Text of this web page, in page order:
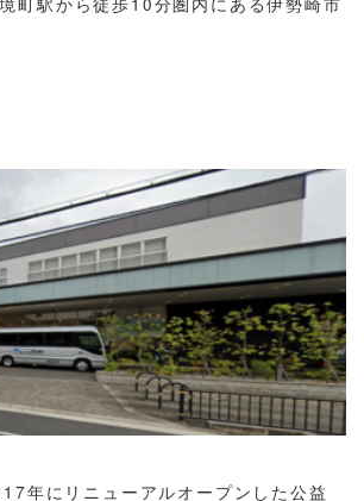
年にリニューアルオープンした公益